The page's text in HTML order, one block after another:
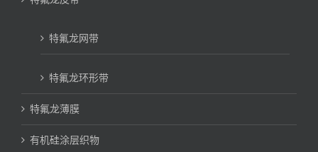
特氟龙网带
特氟龙环形带
特氟龙薄膜
有机硅涂层织物